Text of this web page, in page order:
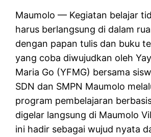
Maumolo — Kegiatan belajar
harus berlangsung di dalam
dengan papan tulis dan buku
yang coba diwujudkan oleh
Maria Go (YFMG) bersama
SDN dan SMPN Maumolo
program pembelajaran
digelar langsung di Maumolo
ini hadir sebagai wujud nyata